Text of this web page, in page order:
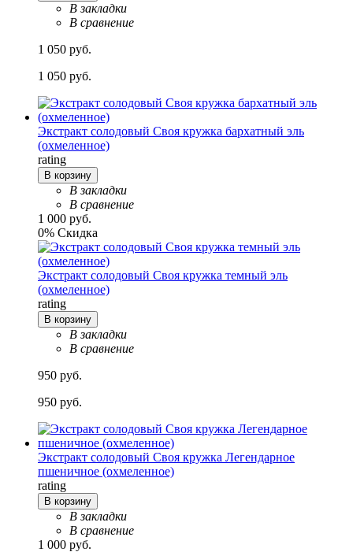
В закладки
В сравнение
1 050 руб.
1 050 руб.
Экстракт солодовый Своя кружка бархатный эль
(охмеленное)
rating
В корзину
В закладки
В сравнение
1 000 руб.
0% Скидка
Экстракт солодовый Своя кружка темный эль
(охмеленное)
rating
В корзину
В закладки
В сравнение
950 руб.
950 руб.
Экстракт солодовый Своя кружка Легендарное
пшеничное (охмеленное)
rating
В корзину
В закладки
В сравнение
1 000 руб.